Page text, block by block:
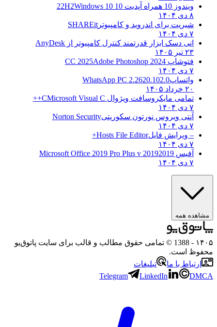
ویندوز 10 همراه آپدیت 10 22H2
Windows 10
۸ دی ۱۴۰۴
شیریت برای اندروید و کامپیوتر SHAREit
۷ دی ۱۴۰۴
انی دسک ابزار قدرتمند کنترل کامپیوتر از AnyDesk
۲۳ تیر ۱۴۰۵
فتوشاپ CC 2025 Adobe Photoshop 2024
۷ دی ۱۴۰۴
واتساپWhatsApp PC 2.2620.102.0
۲۰ خرداد ۱۴۰۵
تمامی مایکروسافت ویژوال C Microsoft Visual C++
۷ دی ۱۴۰۴
آنتی ویروس نورتون سکوریتیNorton Security
۷ دی ۱۴۰۴
– ویرایش فایلHosts File Editor+
۷ دی ۱۴۰۴
آفیس 2019 2019 Microsoft Office 2019 Pro Plus v
۷ دی ۱۴۰۴
مشاهده همه
۱۴۰۵
- 1388 © تمامی حقوق مطالب و قالب برای سایت پاتوق‌یو
محفوظ است.
ارتباط با ما
تبلیغات
Telegram
LinkedIn DMCA